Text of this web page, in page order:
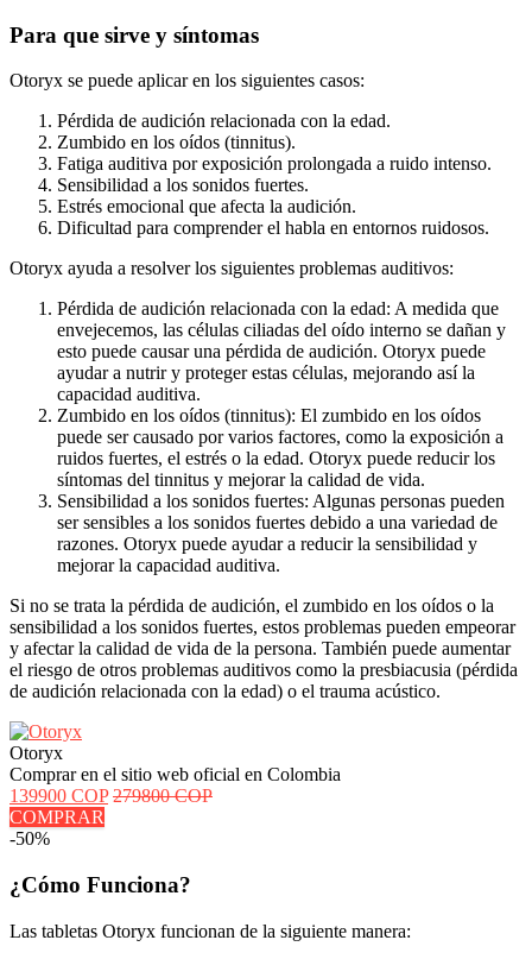
Para que sirve y síntomas
Otoryx se puede aplicar en los siguientes casos:
Pérdida de audición relacionada con la edad.
Zumbido en los oídos (tinnitus).
Fatiga auditiva por exposición prolongada a ruido intenso.
Sensibilidad a los sonidos fuertes.
Estrés emocional que afecta la audición.
Dificultad para comprender el habla en entornos ruidosos.
Otoryx ayuda a resolver los siguientes problemas auditivos:
Pérdida de audición relacionada con la edad: A medida que
envejecemos, las células ciliadas del oído interno se dañan y
esto puede causar una pérdida de audición. Otoryx puede
ayudar a nutrir y proteger estas células, mejorando así la
capacidad auditiva.
Zumbido en los oídos (tinnitus): El zumbido en los oídos
puede ser causado por varios factores, como la exposición a
ruidos fuertes, el estrés o la edad. Otoryx puede reducir los
síntomas del tinnitus y mejorar la calidad de vida.
Sensibilidad a los sonidos fuertes: Algunas personas pueden
ser sensibles a los sonidos fuertes debido a una variedad de
razones. Otoryx puede ayudar a reducir la sensibilidad y
mejorar la capacidad auditiva.
Si no se trata la pérdida de audición, el zumbido en los oídos o la
sensibilidad a los sonidos fuertes, estos problemas pueden empeorar
y afectar la calidad de vida de la persona. También puede aumentar
el riesgo de otros problemas auditivos como la presbiacusia (pérdida
de audición relacionada con la edad) o el trauma acústico.
Otoryx
Comprar en el sitio web oficial en Colombia
139900 COP 279800 COP
COMPRAR
-50%
¿Cómo Funciona?
Las tabletas Otoryx funcionan de la siguiente manera: